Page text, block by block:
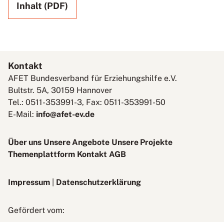
Inhalt (PDF)
Kontakt
AFET Bundesverband für Erziehungshilfe e.V.
Bultstr. 5A, 30159 Hannover
Tel.: 0511-353991-3, Fax: 0511-353991-50
E-Mail: info@afet-ev.de
Über uns Unsere Angebote Unsere Projekte
Themenplattform Kontakt AGB
Impressum Datenschutzerklärung
Gefördert vom: